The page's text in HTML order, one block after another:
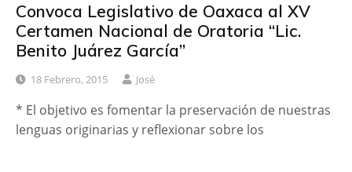
Convoca Legislativo de Oaxaca al XV
Certamen Nacional de Oratoria “Lic.
Benito Juárez García”
18 Febrero, 2015 José
* El objetivo es fomentar la preservación de nuestras
lenguas originarias y reflexionar sobre los